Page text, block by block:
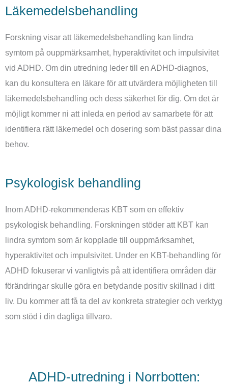
Läkemedelsbehandling
Forskning visar att läkemedelsbehandling kan lindra
symtom på ouppmärksamhet, hyperaktivitet och impulsivitet
vid ADHD. Om din utredning leder till en ADHD-diagnos,
kan du konsultera en läkare för att utvärdera möjligheten till
läkemedelsbehandling och dess säkerhet för dig. Om det är
möjligt kommer ni att inleda en period av samarbete för att
identifiera rätt läkemedel och dosering som bäst passar dina
behov.
Psykologisk behandling
Inom ADHD-rekommenderas KBT som en effektiv
psykologisk behandling. Forskningen stöder att KBT kan
lindra symtom som är kopplade till ouppmärksamhet,
hyperaktivitet och impulsivitet. Under en KBT-behandling för
ADHD fokuserar vi vanligtvis på att identifiera områden där
förändringar skulle göra en betydande positiv skillnad i ditt
liv. Du kommer att få ta del av konkreta strategier och verktyg
som stöd i din dagliga tillvaro.
ADHD-utredning i Norrbotten: